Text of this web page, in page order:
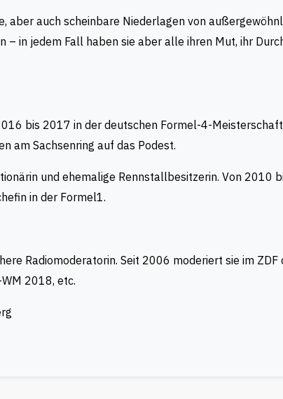
auch scheinbare Niederlagen von
in jedem Fall haben sie aber alle ihren Mut, ihr
bis 2017 in der deutschen Formel-4-
am Sachsenring auf das Podest.
und ehemalige Rennstallbesitzerin. Von 2010
in der Formel1.
Radiomoderatorin. Seit 2006 moderiert sie im
2018, etc.